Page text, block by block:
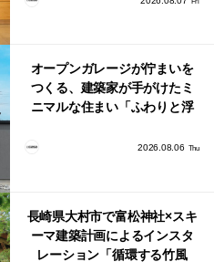
オープンガレージが佇まいを
つくる、建築家が手がけたミ
ニマルな住まい「ふわりと浮
2026.08.06 Thu
長崎県大村市で富松神社×スキ
ーマ建築計画によるインスタ
レーション「循環する竹風